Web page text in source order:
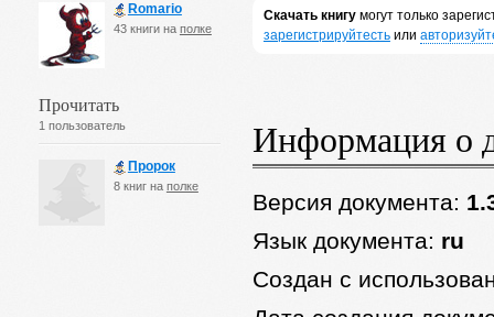
Romario
43 книги на полке
Прочитать
1 пользователь
Пророк
8 книг на полке
Скачать книгумогут только
зарегистрируйтестьили
Информация о
Версия документа:
Язык документа: ru
Создан с